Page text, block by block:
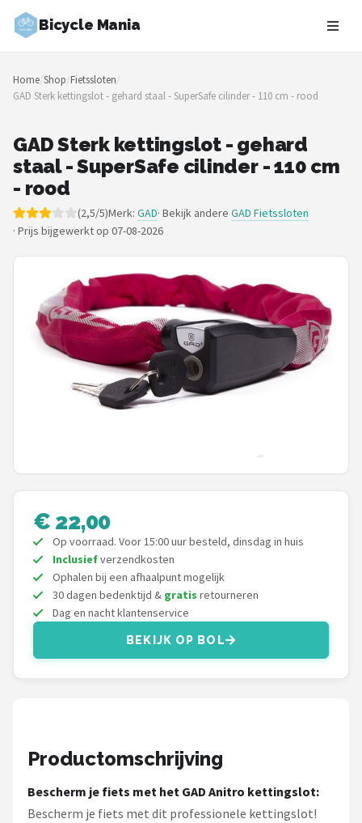
Bicycle Mania
Zoeken
NAVIGATIE
Merken
Blog
Fietsroutes
Kinderfietsen
Stadsfietsen
Elektrische fietsen
Mountainbikes
Basil
Volare
ABUS
AXA
New Looxs
Voltano
Shimano
Home/Shop/Fietssloten/
GAD Sterk kettingslot - gehard staal - SuperSafe cilinder - 110 cm - rood
GAD Sterk kettingslot - gehard
staal - SuperSafe cilinder - 110 cm
- rood
(2,5/5)Merk: GAD· Bekijk andere GAD Fietssloten
· Prijs bijgewerkt op 07-08-2026
€ 22,00
Op voorraad. Voor 15:00 uur besteld, dinsdag in huis
Inclusiefverzendkosten
Ophalen bij een afhaalpunt mogelijk
30 dagen bedenktijd & gratis retourneren
Dag en nacht klantenservice
BEKIJK OP BOL
Productomschrijving
Bescherm je fiets met het GAD Anitro kettingslot:
Bescherm je fiets met dit professionele kettingslot!